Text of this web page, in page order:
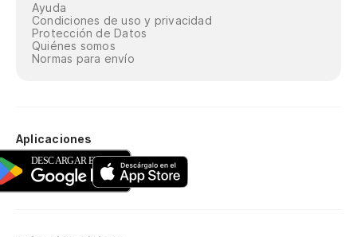
Ayuda
Condiciones de uso y privacidad
Protección de Datos
Quiénes somos
Normas para envío
Aplicaciones